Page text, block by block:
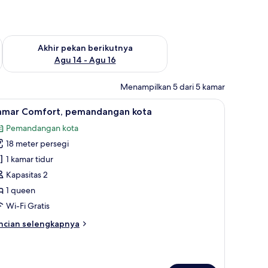
Agu 7 - Agu 9
Akhir pekan berikutnya
Agu 14 - Agu 16
Periksa ketersediaan untuk akhir pekan berikutnya Agu 14 -
Menampilkan 5 dari 5 kamar
meja kerja, dan ruang kerja ramah laptopKamar Comfort, pemandangan kota |
9 Comfort, pemandangan kota
Pemandangan kota
18 meter persegi
1 kamar tidur
Kapasitas 2
1 queen
Wi-Fi Gratis
selengkapnya